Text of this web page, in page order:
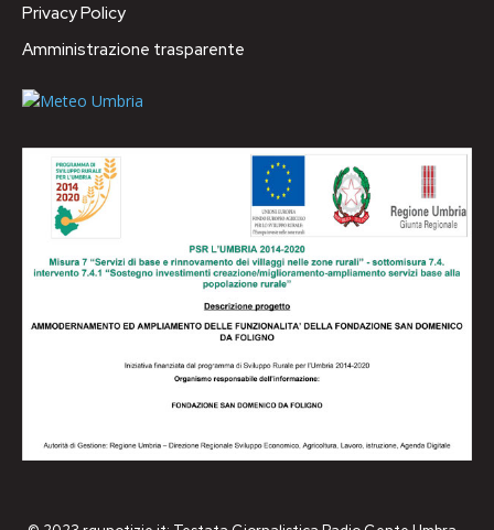
Privacy Policy
Amministrazione trasparente